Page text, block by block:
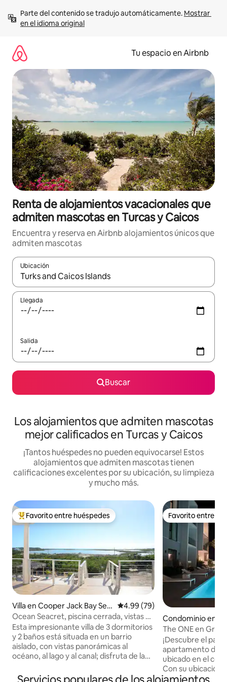
contenido
Parte del contenido se tradujo automáticamente. Mostrar
en el idioma original
Tu espacio en Airbnb
Renta de alojamientos vacacionales que
admiten mascotas en Turcas y Caicos
Encuentra y reserva en Airbnb alojamientos únicos que
admiten mascotas
Ubicación
Cuando los resultados estén disponibles, podrás navegar
Llegada
Salida
Buscar
Los alojamientos que admiten mascotas
mejor calificados en Turcas y Caicos
¡Tantos huéspedes no pueden equivocarse! Estos
alojamientos que admiten mascotas tienen
calificaciones excelentes por su ubicación, su limpieza
y mucho más.
De los mejores en Favorito entre huéspedes
Favorito entre huéspedes
Villa en Cooper Jack Bay Sett
lement
Calificación promedio: 4.99 de
4.99 (79)
Ocean Seacret, piscina cerrada, vistas al
mar y al canal
Esta impresionante villa de 3 dormitorios
y 2 baños está situada en un barrio
aislado, con vistas panorámicas al
océano, al lago y al canal; disfruta de la
minutos en auto de la playa de Grace
Favorito entre
Favorito entre
Condominio en
The ONE en
¡Descubre el
apartamento de
ubicado en el
Con su ubicación
solo unos pasos